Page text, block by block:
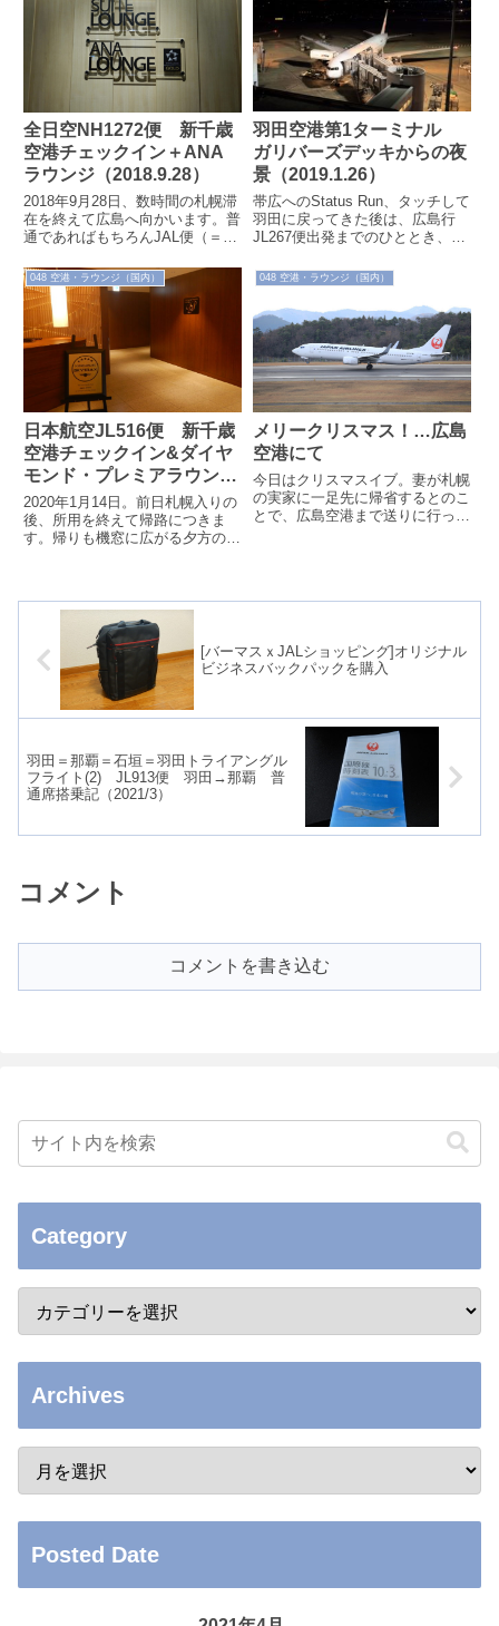
全日空NH1272便 新千歳
空港チェックイン＋ANA
ラウンジ（2018.9.28）
2018年9月28日、数時間の札幌滞
在を終えて広島へ向かいます。普
通であればもちろんJAL便（＝
うのですが、新千歳発が15:0...
羽田空港第1ターミナル
ガリバーズデッキからの夜
景（2019.1.26）
帯広へのStatus Run、タッチして
羽田に戻ってきた後は、広島行
JL267便出発までのひととき、夜
デッキを再訪します。
048 空港・ラウンジ（国内）
日本航空JL516便 新千歳
空港チェックイン&ダイヤ
モンド・プレミアラウンジ
（2020.1.14）
2020年1月14日。前日札幌入りの
後、所用を終えて帰路につきま
す。帰りも機窓に広がる夕方の景
048 空港・ラウンジ（国内）
メリークリスマス！…広島
空港にて
今日はクリスマスイブ。妻が札幌
の実家に一足先に帰省するとのこ
とで、広島空港まで送りに行って
[バーマスｘJALショッピング]オリジナル
ビジネスバックパックを購入
羽田＝那覇＝石垣＝羽田トライアングル
フライト(2) JL913便 羽田→那覇 普
通席搭乗記（2021/3）
コメント
コメントを書き込む
Category
Archives
Posted Date